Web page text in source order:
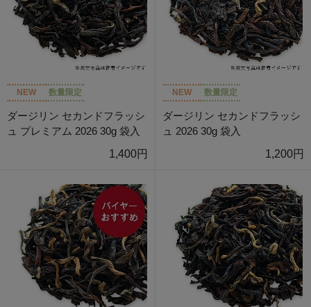
NEW 数量限定
ダージリン セカンドフラッシ
ュ プレミアム 2026 30g 袋入
1,400円
NEW 数量限定
ダージリン セカンドフラッシ
ュ 2026 30g 袋入
1,200円